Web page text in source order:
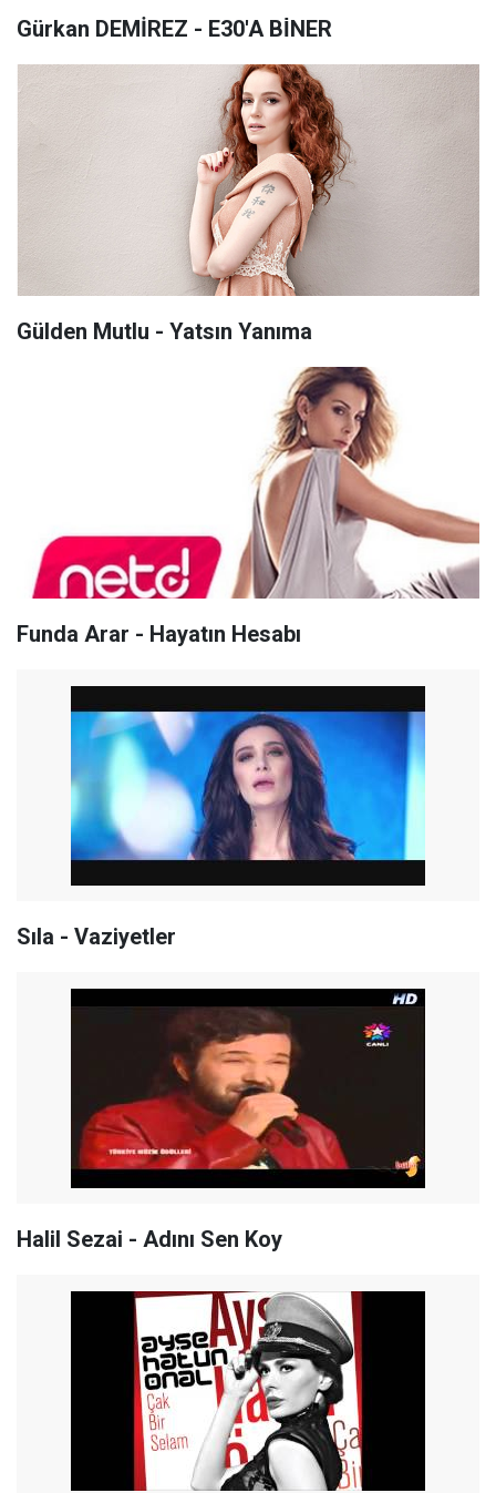
Gürkan DEMİREZ - E30'A BİNER
Gülden Mutlu - Yatsın Yanıma
Funda Arar - Hayatın Hesabı
Sıla - Vaziyetler
Halil Sezai - Adını Sen Koy